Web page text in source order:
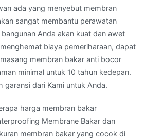
ada yang menyebut membran
sangat membantu perawatan
Anda akan kuat dan awet
biaya pemeriharaan, dapat
membran bakar anti bocor
minimal untuk 10 tahun kedepan.
garansi dari Kami untuk Anda.
harga membran bakar
Membrane Bakar dan
membran bakar yang cocok di